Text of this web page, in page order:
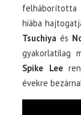
felháborította
hiába
Tsuchiya és
gyakorlatilag
Spike Lee
évekre